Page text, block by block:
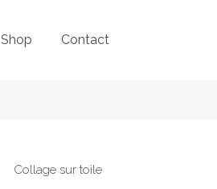
Shop Contact
Collage sur toile